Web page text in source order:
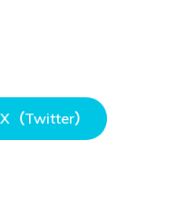
（Twitter）